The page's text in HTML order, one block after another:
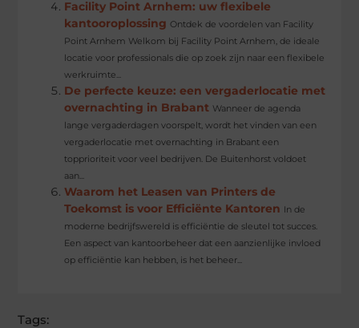
Facility Point Arnhem: uw flexibele
kantooroplossing Ontdek de voordelen van Facility
Point Arnhem Welkom bij Facility Point Arnhem, de ideale
locatie voor professionals die op zoek zijn naar een flexibele
werkruimte...
De perfecte keuze: een vergaderlocatie met
overnachting in Brabant Wanneer de agenda
lange vergaderdagen voorspelt, wordt het vinden van een
vergaderlocatie met overnachting in Brabant een
topprioriteit voor veel bedrijven. De Buitenhorst voldoet
aan...
Waarom het Leasen van Printers de
Toekomst is voor Efficiënte Kantoren In de
moderne bedrijfswereld is efficiëntie de sleutel tot succes.
Een aspect van kantoorbeheer dat een aanzienlijke invloed
op efficiëntie kan hebben, is het beheer...
Tags: